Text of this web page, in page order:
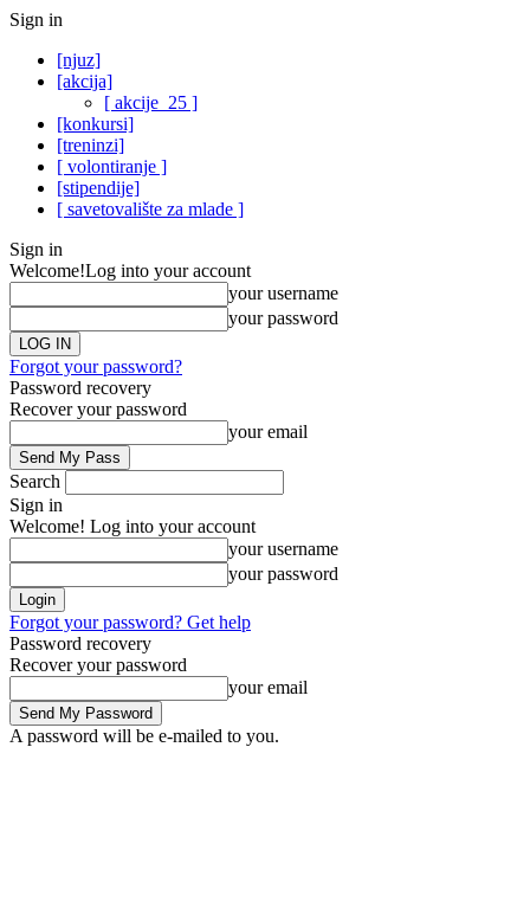
Sign in
[njuz]
[akcija]
[ akcije_25 ]
[konkursi]
[treninzi]
[ volontiranje ]
[stipendije]
[ savetovalište za mlade ]
Sign in
Welcome!Log into your account
your username
your password
Forgot your password?
Password recovery
Recover your password
your email
Search
Sign in
Welcome! Log into your account
your username
your password
Forgot your password? Get help
Password recovery
Recover your password
your email
A password will be e-mailed to you.